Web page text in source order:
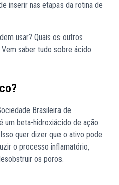
inserir nas etapas da rotina de
usar? Quais os outros
saber tudo sobre ácido
Brasileira de
um beta-hidroxiácido de ação
quer dizer que o ativo pode
o processo inflamatório,
os poros.